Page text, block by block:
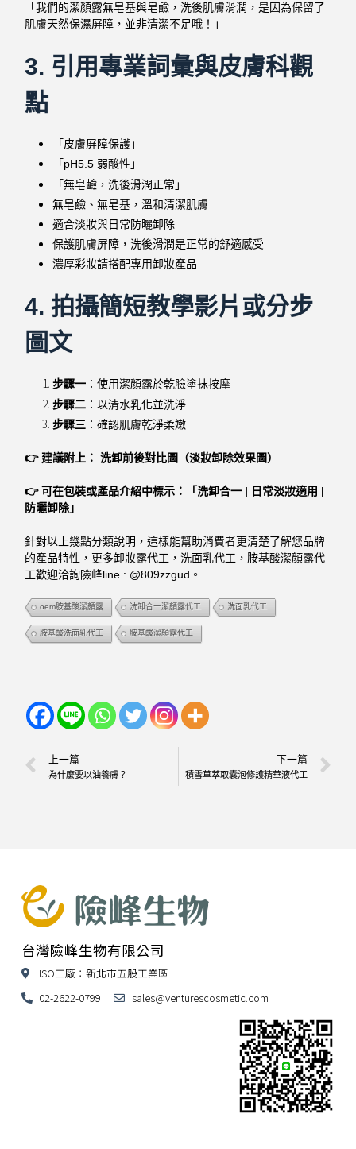
「我們的潔顏露無皂基與皂鹼，洗後肌膚滑潤，是因為保留了
肌膚天然保濕屏障，並非清潔不足哦！」
3. 引用專業詞彙與皮膚科觀
點
「皮膚屏障保護」
「pH5.5 弱酸性」
「無皂鹼，洗後滑潤正常」
無皂鹼、無皂基，溫和清潔肌膚
適合淡妝與日常防曬卸除
保護肌膚屏障，洗後滑潤是正常的舒適感受
濃厚彩妝請搭配專用卸妝產品
4. 拍攝簡短教學影片或分步
圖文
步驟一 ：使用潔顏露於乾臉塗抹按摩
步驟二 ：以清水乳化並洗淨
步驟三 ：確認肌膚乾淨柔嫩
👉 建議附上： 洗卸前後對比圖（淡妝卸除效果圖）
👉 可在包裝或產品介紹中標示：「洗卸合一 | 日常淡妝適用 |
防曬卸除」
針對以上幾點分類說明，這樣能幫助消費者更清楚了解您品牌
的產品特性，更多卸妝露代工，洗面乳代工，胺基酸潔顏露代
工歡迎洽詢險峰line : @809zzgud。
oem胺基酸潔顏露 洗卸合一潔顏露代工 洗面乳代工
胺基酸洗面乳代工 胺基酸潔顏露代工
上一篇
為什麼要以油養膚？
下一篇
積雪草萃取囊泡修護精華液代工
台灣險峰生物有限公司
ISO工廠：新北市五股工業區
02-2622-0799
sales@venturescosmetic.com